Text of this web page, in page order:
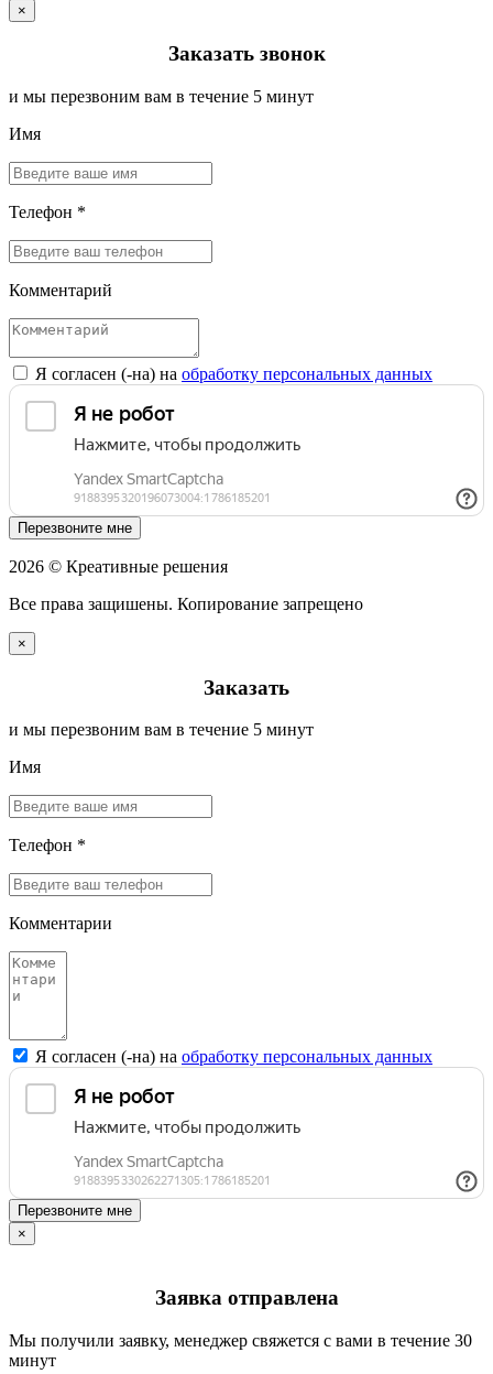
×
Заказать звонок
и мы перезвоним вам в течение 5 минут
Имя
Телефон *
Комментарий
Я согласен (-на) на обработку персональных данных
Перезвоните мне
2026 © Креативные решения
Все права защишены. Копирование запрещено
×
Заказать
и мы перезвоним вам в течение 5 минут
Имя
Телефон *
Комментарии
Я согласен (-на) на обработку персональных данных
Перезвоните мне
×
Заявка отправлена
Мы получили заявку, менеджер свяжется с вами в течение 30
минут